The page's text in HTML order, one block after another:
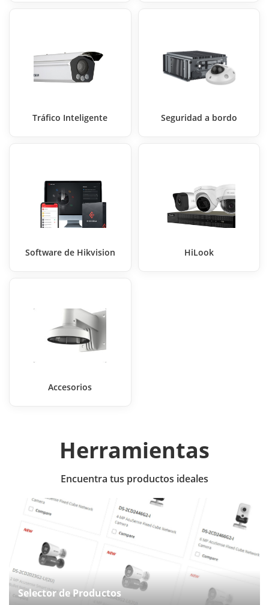
Tráfico Inteligente Seguridad a bordo
Software de Hikvision HiLook
Accesorios
Herramientas
Encuentra tus productos ideales
Selector de Productos